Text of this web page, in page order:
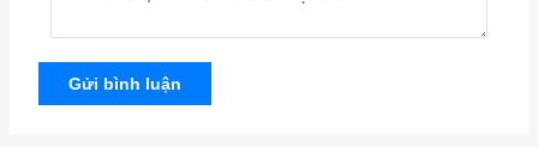
Gửi bình luận